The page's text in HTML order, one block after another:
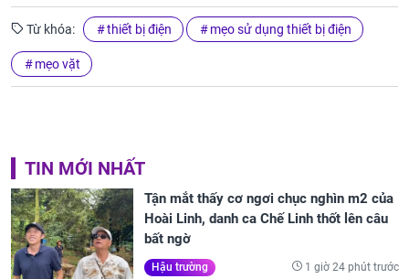
Từ khóa: thiết bị điện mẹo sử dụng thiết bị điện
mẹo vặt
TIN MỚI NHẤT
Tận mắt thấy cơ ngơi chục nghìn m2 của
Hoài Linh, danh ca Chế Linh thốt lên câu
bất ngờ
Hậu trường 1 giờ 24 phút trước